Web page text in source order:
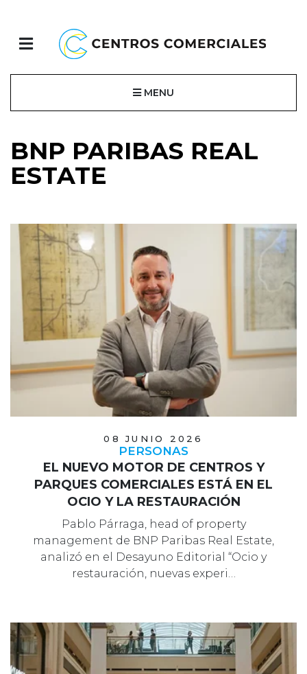
MENU
BNP PARIBAS REAL
ESTATE
08 JUNIO 2026
PERSONAS
EL NUEVO MOTOR DE CENTROS Y
PARQUES COMERCIALES ESTÁ EN EL
OCIO Y LA RESTAURACIÓN
Pablo Párraga, head of property
management de BNP Paribas Real Estate,
analizó en el Desayuno Editorial “Ocio y
restauración, nuevas experi…